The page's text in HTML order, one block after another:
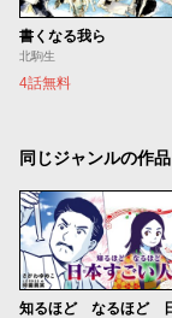
書くなる我ら
北駒生
4話無料
同じジャンルの作品